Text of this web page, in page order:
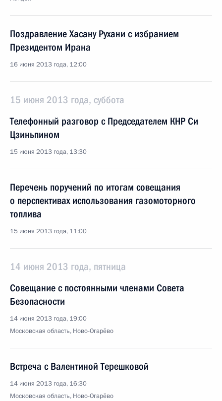
Поздравление Хасану Рухани с избранием
Президентом Ирана
16 июня 2013 года, 12:00
15 июня 2013 года, суббота
Телефонный разговор с Председателем КНР Си
Цзиньпином
15 июня 2013 года, 13:30
Перечень поручений по итогам совещания
о перспективах использования газомоторного
топлива
15 июня 2013 года, 11:00
14 июня 2013 года, пятница
Совещание с постоянными членами Совета
Безопасности
14 июня 2013 года, 19:00
Московская область, Ново-Огарёво
Встреча с Валентиной Терешковой
14 июня 2013 года, 16:30
Московская область, Ново-Огарёво